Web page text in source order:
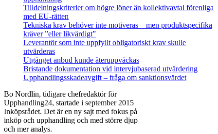
Tilldelningskriterier om högre löner än kollektivavtal förenliga
med EU‑rätten
Tekniska krav behöver inte motiveras – men produktspecifika
kräver ”eller likvärdigt”
Leverantör som inte uppfyllt obligatoriskt krav skulle
utvärderas
Utgånget anbud kunde återuppväckas
Bristande dokumentation vid intervjubaserad utvärdering
Upphandlingsskadeavgift – fråga om sanktionsvärdet
Bo Nordlin, tidigare chefredaktör för
Upphandling24, startade i september 2015
Inköpsrådet. Det är en ny sajt med fokus på
inköp och upphandling och med större djup
och mer analys.